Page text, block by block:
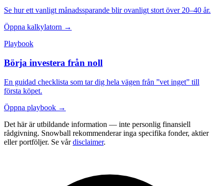
Se hur ett vanligt månadssparande blir ovanligt stort över 20–40 år.
Öppna kalkylatorn →
Playbook
Börja investera från noll
En guidad checklista som tar dig hela vägen från ”vet inget” till
första köpet.
Öppna playbook →
Det här är utbildande information — inte personlig finansiell
rådgivning. Snowball rekommenderar inga specifika fonder, aktier
eller portföljer. Se vår disclaimer.